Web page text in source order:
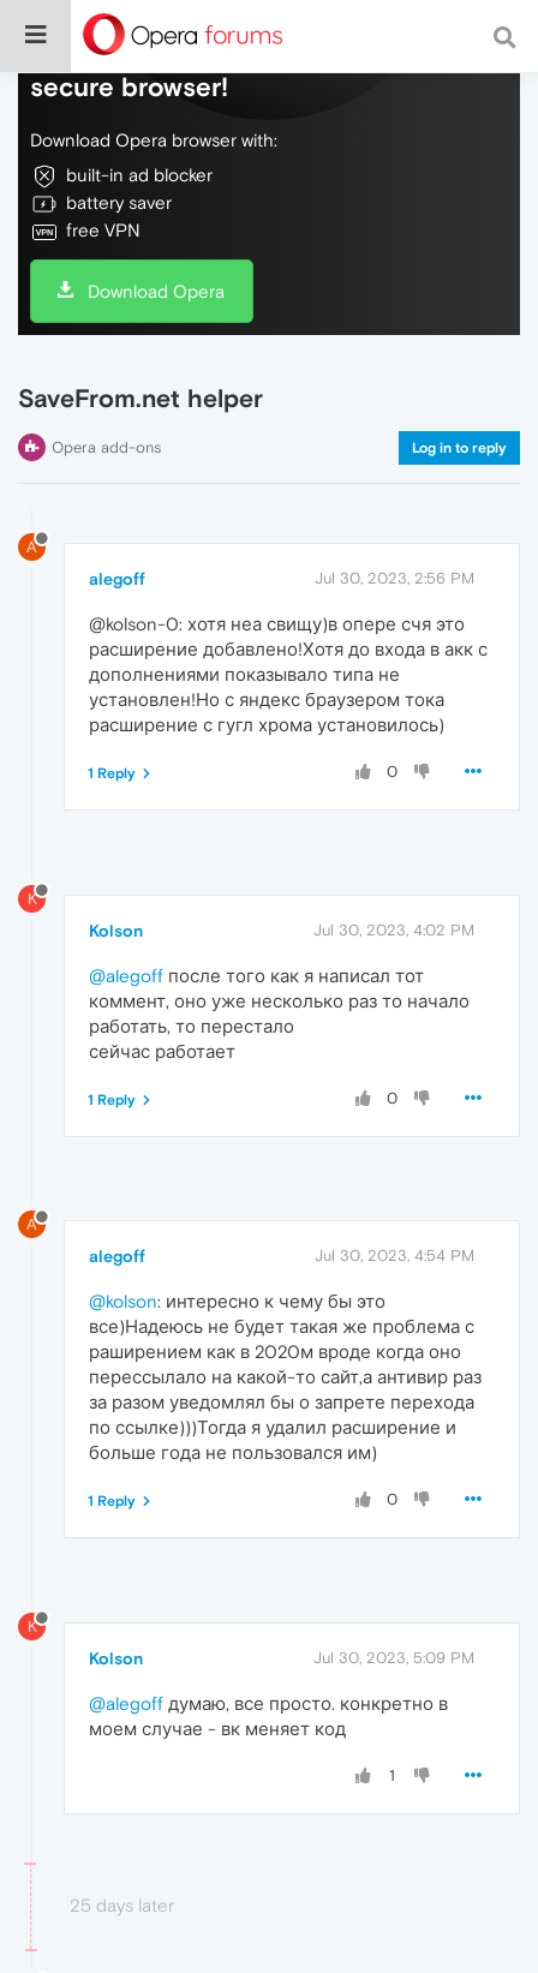
Do more on the web, with a fast and
secure browser!
Download Opera browser with:
built-in ad blocker
battery saver
free VPN
Download Opera
SaveFrom.net helper
Opera add-ons Log in to reply
A
alegoff Jul 30, 2023, 2:56 PM
@kolson-0: хотя неа свищу)в опере счя это
расширение добавлено!Хотя до входа в акк с
дополнениями показывало типа не
установлен!Но с яндекс браузером тока
расширение с гугл хрома установилось)
0
1 Reply
K
Kolson Jul 30, 2023, 4:02 PM
@alegoff после того как я написал тот
коммент, оно уже несколько раз то начало
работать, то перестало
сейчас работает
0
1 Reply
A
alegoff Jul 30, 2023, 4:54 PM
@kolson: интересно к чему бы это
все)Надеюсь не будет такая же проблема с
раширением как в 2020м вроде когда оно
перессылало на какой-то сайт,а антивир раз
за разом уведомлял бы о запрете перехода
по ссылке)))Тогда я удалил расширение и
больше года не пользовался им)
0
1 Reply
K
Kolson Jul 30, 2023, 5:09 PM
@alegoff думаю, все просто. конкретно в
моем случае - вк меняет код
1
25 days later